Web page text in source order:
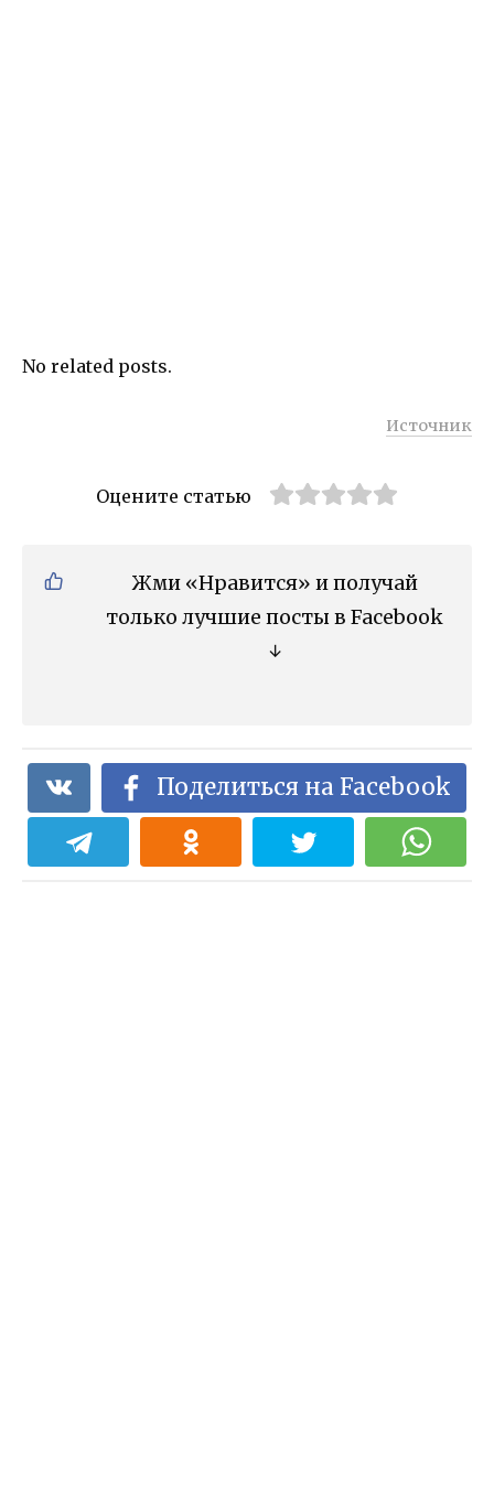
No related posts.
Источник
Оцените статью
Жми «Нравится» и получай
только лучшие посты в Facebook
↓
Поделиться на Facebook